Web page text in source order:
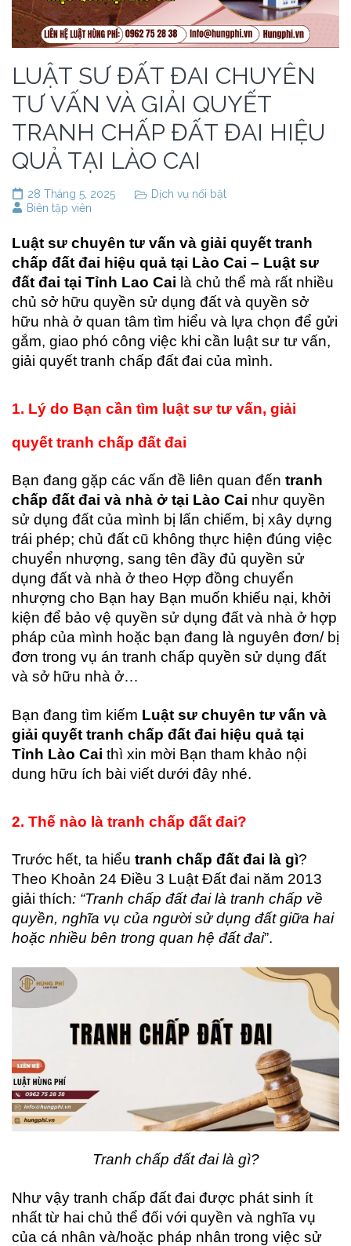
LUẬT SƯ ĐẤT ĐAI CHUYÊN
TƯ VẤN VÀ GIẢI QUYẾT
TRANH CHẤP ĐẤT ĐAI HIỆU
QUẢ TẠI LÀO CAI
28 Tháng 5, 2025
Dịch vụ nổi bật
Biên tập viên
Luật sư chuyên tư vấn và giải quyết tranh
chấp đất đai hiệu quả tại Lào Cai – Luật sư
đất đai tại Tỉnh Lao Cai là chủ thể mà rất nhiều
chủ sở hữu quyền sử dụng đất và quyền sở
hữu nhà ở quan tâm tìm hiểu và lựa chọn để gửi
gắm, giao phó công việc khi cần luật sư tư vấn,
giải quyết tranh chấp đất đai của mình.
1. Lý do Bạn cần tìm luật sư tư vấn, giải
quyết tranh chấp đất đai
Bạn đang gặp các vấn đề liên quan đến tranh
chấp đất đai và nhà ở tại Lào Cai như quyền
sử dụng đất của mình bị lấn chiếm, bị xây dựng
trái phép; chủ đất cũ không thực hiện đúng việc
chuyển nhượng, sang tên đầy đủ quyền sử
dụng đất và nhà ở theo Hợp đồng chuyển
nhượng cho Bạn hay Bạn muốn khiếu nại, khởi
kiện để bảo vệ quyền sử dụng đất và nhà ở hợp
pháp của mình hoặc bạn đang là nguyên đơn/ bị
đơn trong vụ án tranh chấp quyền sử dụng đất
và sở hữu nhà ở…
Bạn đang tìm kiếm Luật sư chuyên tư vấn và
giải quyết tranh chấp đất đai hiệu quả tại
Tỉnh Lào Cai thì xin mời Bạn tham khảo nội
dung hữu ích bài viết dưới đây nhé.
2. Thế nào là tranh chấp đất đai?
Trước hết, ta hiểu tranh chấp đất đai là gì?
Theo Khoản 24 Điều 3 Luật Đất đai năm 2013
giải thích: “Tranh chấp đất đai là tranh chấp về
quyền, nghĩa vụ của người sử dụng đất giữa hai
hoặc nhiều bên trong quan hệ đất đai”.
Tranh chấp đất đai là gì?
Như vậy tranh chấp đất đai được phát sinh ít
nhất từ hai chủ thể đối với quyền và nghĩa vụ
của cá nhân và/hoặc pháp nhân trong việc sử